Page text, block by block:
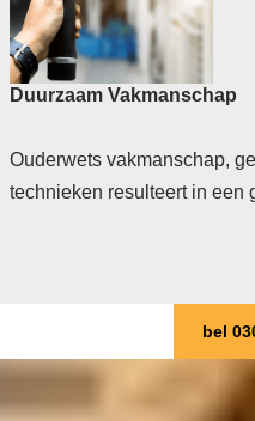
Duurzaam Vakmanschap
Ouderwets vakmanschap,
technieken resulteert in een
bel